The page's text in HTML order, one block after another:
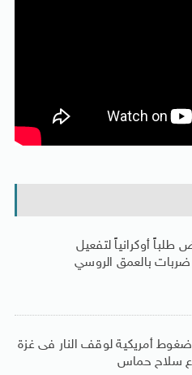
أوكرانياً لتفعيل
بالعمق الروسي
ضغوط أمريكية لوقف النار فى غزة
سلاح حماس